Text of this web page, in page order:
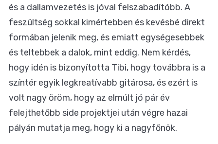
és a dallamvezetés is jóval felszabadítóbb. A
feszültség sokkal kimértebben és kevésbé direkt
formában jelenik meg, és emiatt egységesebbek
és teltebbek a dalok, mint eddig. Nem kérdés,
hogy idén is bizonyította Tibi, hogy továbbra is a
színtér egyik legkreatívabb gitárosa, és ezért is
volt nagy öröm, hogy az elmúlt jó pár év
felejthetőbb side projektjei után végre hazai
pályán mutatja meg, hogy ki a nagyfőnök.